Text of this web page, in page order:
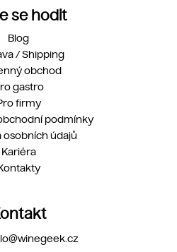
se hodit
Blog
/ Shipping
obchod
gastro
firmy
podmínky
osobních údajů
Kariéra
@winegeek.cz